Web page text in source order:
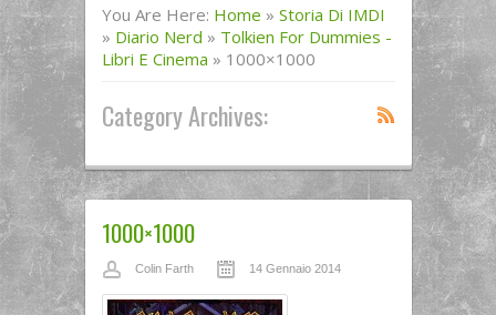
You Are Here: Home » Storia Di IMDI
» Diario Nerd » Tolkien For Dummies -
Libri E Cinema » 1000×1000
Category Archives:
1000×1000
Colin Farth 14 Gennaio 2014